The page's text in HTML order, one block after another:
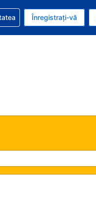
american
la rezervarea dvs.
Înregistrați-vă